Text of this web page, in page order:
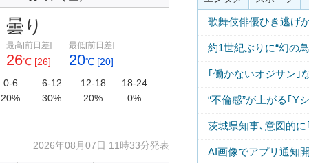
曇り
最高[前日差]
26℃ [26]
最低[前日差]
20℃ [20]
0-6 6-12 12-18
18-24
20% 30% 20% 0%
2026年08月07日 11時33分発表
歌舞伎俳優ひき逃げ
約1世紀ぶりに“幻の
｢働かないオジサン｣
“不倫感”が上がる｢Y
茨城県知事､意図的に
AI画像でアプリ通知